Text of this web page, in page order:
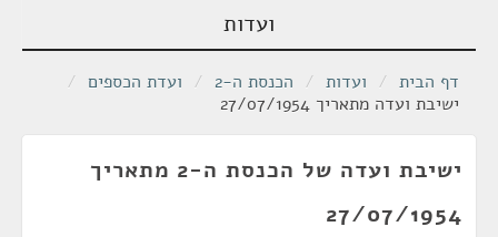
ועדות
דף הבית / ועדות / הכנסת ה-2 / ועדת הכספים /
ישיבת ועדה מתאריך 27/07/1954
ישיבת ועדה של הכנסת ה-2 מתאריך
27/07/1954